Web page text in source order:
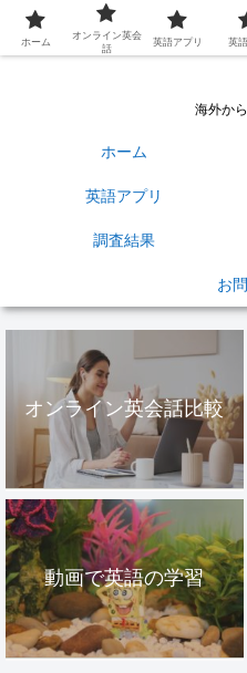
英語学
海外か
ホーム
英語アプリ
調査結果
お
オンライン英会話比較
動画で英語の学習
ホーム
オンライン英会
話
英語アプリ 英